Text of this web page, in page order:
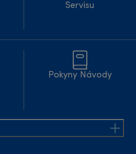
Servisu
Pokyny Návody